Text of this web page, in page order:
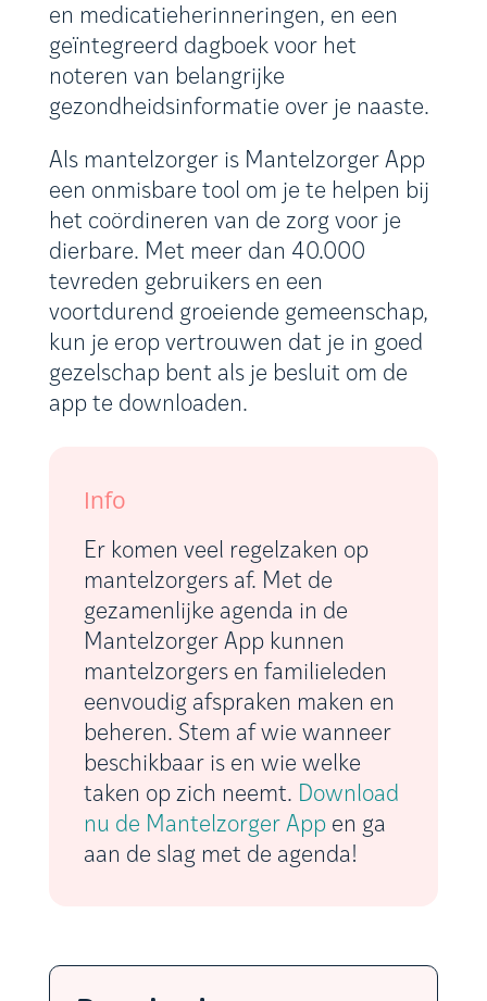
en medicatieherinneringen, en een
geïntegreerd dagboek voor het
noteren van belangrijke
gezondheidsinformatie over je naaste.
Als mantelzorger is Mantelzorger App
een onmisbare tool om je te helpen bij
het coördineren van de zorg voor je
dierbare. Met meer dan 40.000
tevreden gebruikers en een
voortdurend groeiende gemeenschap,
kun je erop vertrouwen dat je in goed
gezelschap bent als je besluit om de
app te downloaden.
Info
Er komen veel regelzaken op
mantelzorgers af. Met de
gezamenlijke agenda in de
Mantelzorger App kunnen
mantelzorgers en familieleden
eenvoudig afspraken maken en
beheren. Stem af wie wanneer
beschikbaar is en wie welke
taken op zich neemt. Download
nu de Mantelzorger Appen ga
aan de slag met de agenda!